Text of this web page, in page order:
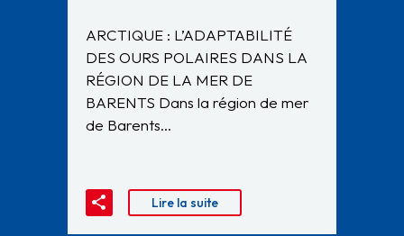
ARCTIQUE : L’ADAPTABILITÉ
DES OURS POLAIRES DANS LA
RÉGION DE LA MER DE
BARENTS Dans la région de mer
de Barents…
Lire la suite